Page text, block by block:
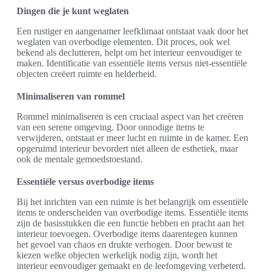
Dingen die je kunt weglaten
Een rustiger en aangenamer leefklimaat ontstaat vaak door het
weglaten van overbodige elementen. Dit proces, ook wel
bekend als declutteren, helpt om het interieur eenvoudiger te
maken. Identificatie van essentiële items versus niet-essentiële
objecten creëert ruimte en helderheid.
Minimaliseren van rommel
Rommel minimaliseren is een cruciaal aspect van het creëren
van een serene omgeving. Door onnodige items te
verwijderen, ontstaat er meer lucht en ruimte in de kamer. Een
opgeruimd interieur bevordert niet alleen de esthetiek, maar
ook de mentale gemoedstoestand.
Essentiële versus overbodige items
Bij het inrichten van een ruimte is het belangrijk om essentiële
items te onderscheiden van overbodige items. Essentiële items
zijn de basisstukken die een functie hebben en pracht aan het
interieur toevoegen. Overbodige items daarentegen kunnen
het gevoel van chaos en drukte verhogen. Door bewust te
kiezen welke objecten werkelijk nodig zijn, wordt het
interieur eenvoudiger gemaakt en de leefomgeving verbeterd.